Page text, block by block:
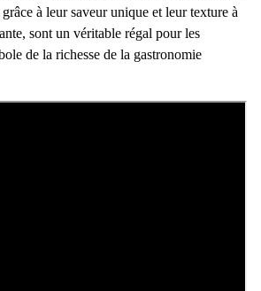
à leur saveur unique et leur texture à
sont un véritable régal pour les
de la richesse de la gastronomie